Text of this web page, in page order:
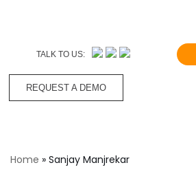
TALK TO US:
REQUEST A DEMO​
Home » Sanjay Manjrekar